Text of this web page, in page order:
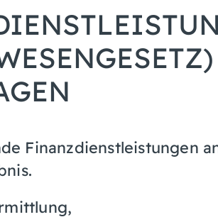
Finanzdienstleistungen